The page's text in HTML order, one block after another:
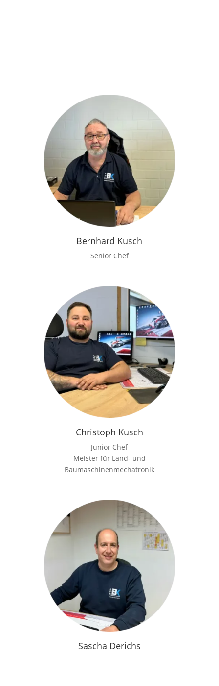
Bernhard Kusch
Senior Chef
Christoph Kusch
Junior Chef
Meister für Land- und
Baumaschinenmechatronik
Sascha Derichs